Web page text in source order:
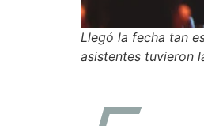
Llegó la fecha tan
asistentes tuvieron